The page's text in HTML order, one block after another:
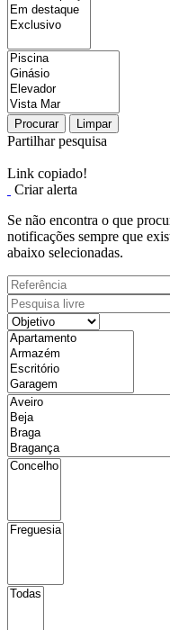
Procurar Limpar
Partilhar pesquisa
Link copiado!
Criar alerta
Se não encontra o que
notificações sempre que
abaixo selecionadas.